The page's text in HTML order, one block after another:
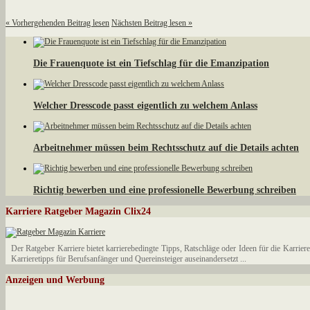
« Vorhergehenden Beitrag lesen Nächsten Beitrag lesen »
Die Frauenquote ist ein Tiefschlag für die Emanzipation
Welcher Dresscode passt eigentlich zu welchem Anlass
Arbeitnehmer müssen beim Rechtsschutz auf die Details achten
Richtig bewerben und eine professionelle Bewerbung schreiben
Karriere Ratgeber Magazin Clix24
Der Ratgeber Karriere bietet karrierebedingte Tipps, Ratschläge oder Ideen für die
Karrieretipps für Berufsanfänger und Quereinsteiger auseinandersetzt ...
Anzeigen und Werbung